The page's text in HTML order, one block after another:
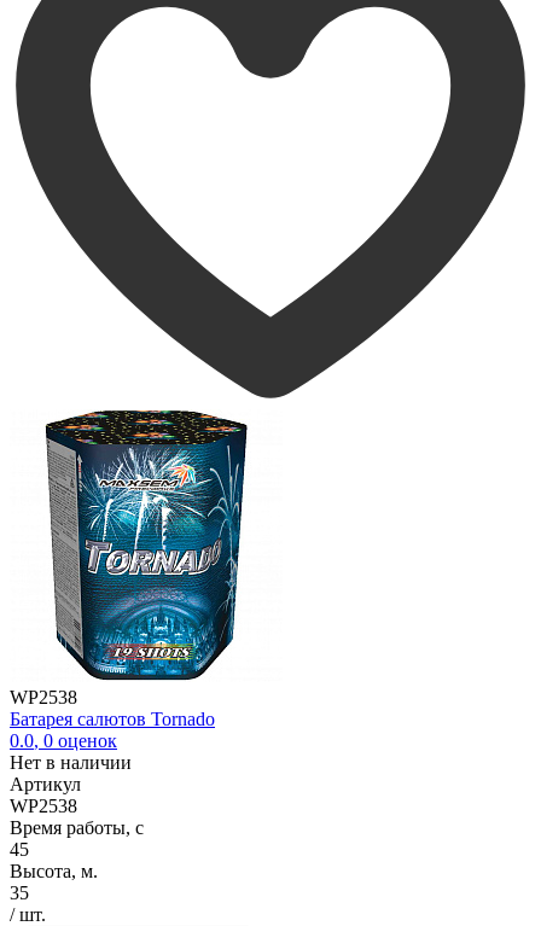
WP2538
Батарея салютов Tornado
0.0, 0 оценок
Нет в наличии
Артикул
WP2538
Время работы, с
45
Высота, м.
35
/ шт.